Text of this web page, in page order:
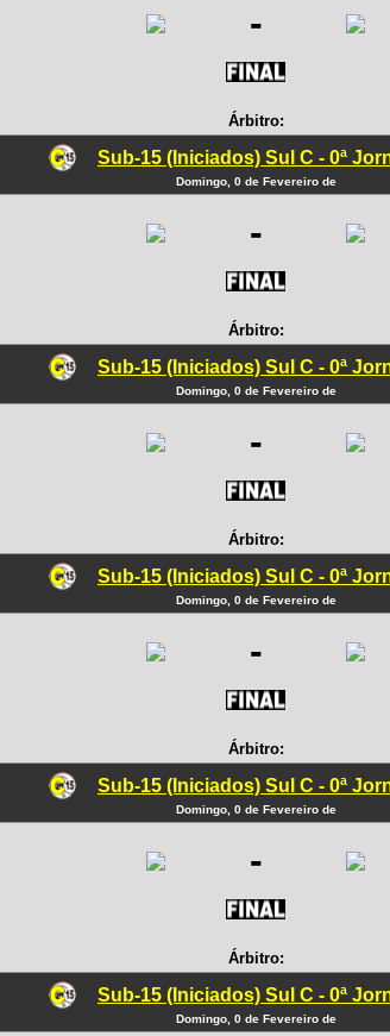
-
Árbitro:
Sub-15 (Iniciados) Sul C - 0ª
Domingo, 0 de Fevereiro de
-
Árbitro:
Sub-15 (Iniciados) Sul C - 0ª
Domingo, 0 de Fevereiro de
-
Árbitro:
Sub-15 (Iniciados) Sul C - 0ª
Domingo, 0 de Fevereiro de
-
Árbitro:
Sub-15 (Iniciados) Sul C - 0ª
Domingo, 0 de Fevereiro de
-
Árbitro:
Sub-15 (Iniciados) Sul C - 0ª
Domingo, 0 de Fevereiro de